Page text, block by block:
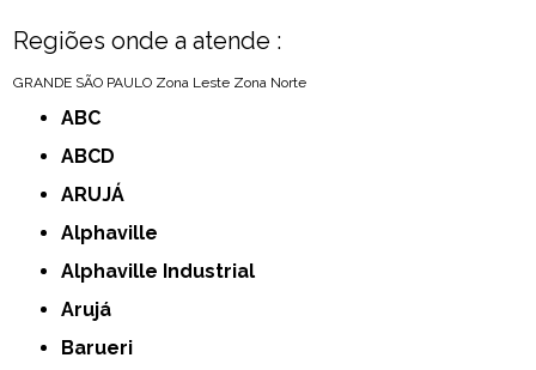
Regiões onde a atende :
GRANDE SÃO PAULO Zona Leste Zona Norte
ABC
ABCD
ARUJÁ
Alphaville
Alphaville Industrial
Arujá
Barueri